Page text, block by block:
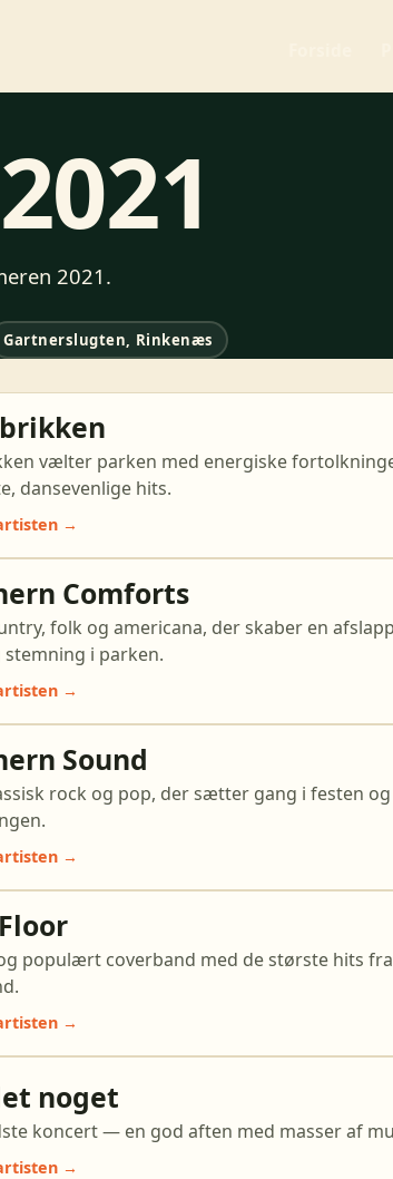
2021.
Gartnerslugten, Rinkenæs
vælter parken med energiske
dansevenlige hits.
→
Comforts
folk og americana, der skaber en
stemning i parken.
→
Sound
rock og pop, der sætter gang i festen og
→
populært coverband med de største hits
→
noget
koncert — en god aften med masser af
→